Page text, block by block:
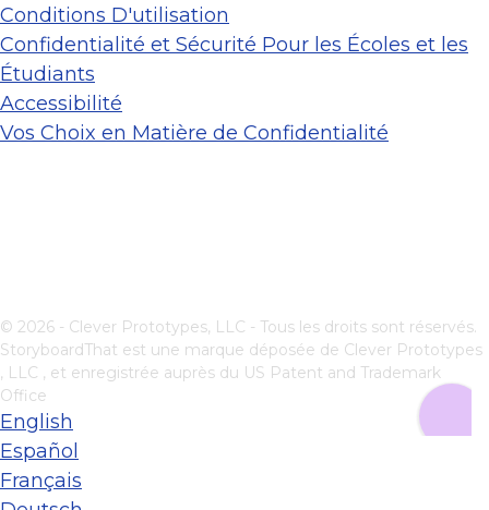
Conditions D'utilisation
Confidentialité et Sécurité Pour les Écoles et les
Étudiants
Accessibilité
Vos Choix en Matière de Confidentialité
© 2026 - Clever Prototypes, LLC - Tous les droits sont réservés.
StoryboardThat est une marque déposée de Clever Prototypes
, LLC , et enregistrée auprès du US Patent and Trademark
Office
English
Español
Français